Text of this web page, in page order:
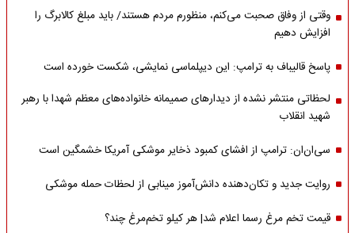
وقتی از وفاق صحبت می‌کنم، منظورم مردم هستند/ باید مبلغ کالابرگ را
افزایش دهیم
پاسخ قالیباف به ترامپ: این دیپلماسی نمایشی، شکست خورده است
لحظاتی منتشر نشده از دیدارهای صمیمانه خانواده‌های معظم شهدا با رهبر
شهید انقلاب
سی‌ان‌ان: ترامپ از افشای کمبود ذخایر موشکی آمریکا خشمگین است
روایت جدید و تکان‌دهنده دانش‌آموز مینابی از لحظات حمله موشکی
قیمت تخم مرغ رسما اعلام شد| هر کیلو تخم‌مرغ چند؟